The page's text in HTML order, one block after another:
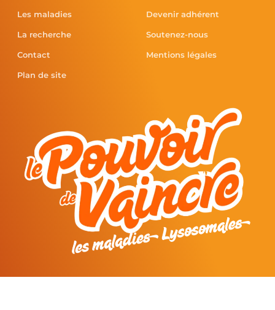
Les maladies
La recherche
Contact
Plan de site
Devenir adhérent
Soutenez-nous
Mentions légales